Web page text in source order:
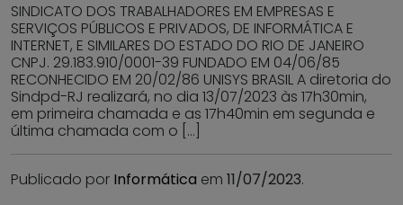
SINDICATO DOS TRABALHADORES EM EMPRESAS E
SERVIÇOS PÚBLICOS E PRIVADOS, DE INFORMÁTICA E
INTERNET, E SIMILARES DO ESTADO DO RIO DE JANEIRO
CNPJ. 29.183.910/0001-39 FUNDADO EM 04/06/85
RECONHECIDO EM 20/02/86 UNISYS BRASIL A diretoria do
Sindpd-RJ realizará, no dia 13/07/2023 às 17h30min,
em primeira chamada e as 17h40min em segunda e
última chamada com o […]
Publicado por Informática em 11/07/2023.